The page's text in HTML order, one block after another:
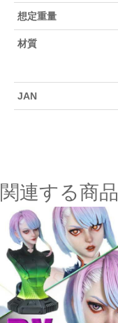
想定重量
材質
JAN
関連する商品